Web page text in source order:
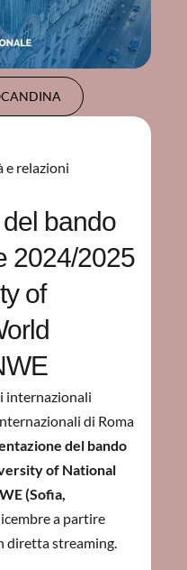
e relazioni
bando
2024/2025
of
internazionali
di Roma
del bando
of National
(Sofia,
a partire
diretta streaming.